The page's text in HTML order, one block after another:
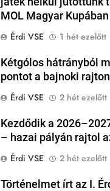
MOL Magyar Kupában
Érdi VSE
1 hét ezelőtt
Kétgólos hátrányból
pontot a bajnoki rajton
Érdi VSE
2 hét ezelőtt
Kezdődik a
– hazai pályán rajtol
Érdi VSE
2 hét ezelőtt
Történelmet írt az I.